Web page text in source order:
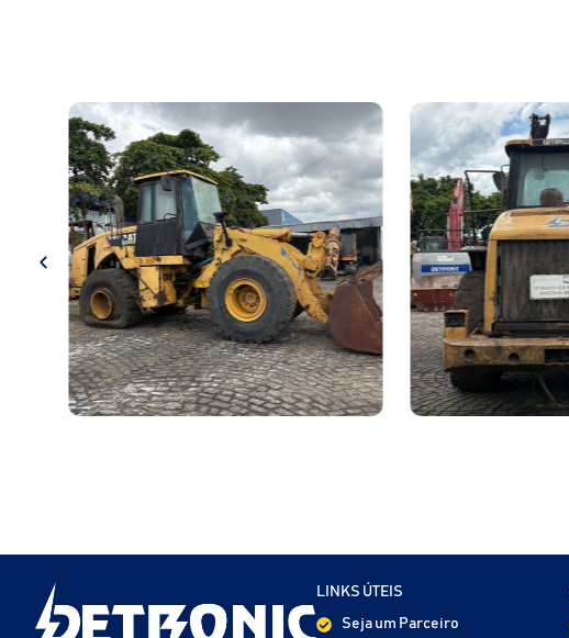
LINKS ÚTEIS
Seja um Parceiro